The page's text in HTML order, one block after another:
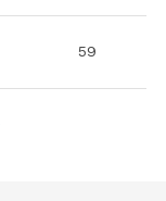
59